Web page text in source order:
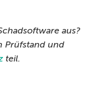
aus?
Prüfstand und
teil.